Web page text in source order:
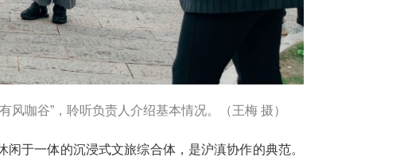
风咖谷”，聆听负责人介绍基本情况。（王梅 摄）
于一体的沉浸式文旅综合体，是沪滇协作的典范。